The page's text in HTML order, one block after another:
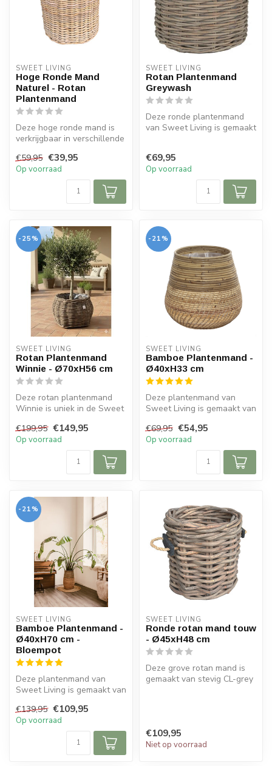
SWEET LIVING
Hoge Ronde Mand
Naturel - Rotan
Plantenmand
Deze hoge ronde mand is
verkrijgbaar in verschillende
is...
€59,95 €39,95
Op voorraad
SWEET LIVING
Rotan Plantenmand
Greywash
Deze ronde plantenmand
van Sweet Living is gemaakt
€69,95
Op voorraad
-25%
SWEET LIVING
Rotan Plantenmand
Winnie - Ø70xH56 cm
Deze rotan plantenmand
Winnie is uniek in de Sweet
plantenm...
€199,95 €149,95
Op voorraad
-21%
SWEET LIVING
Bamboe Plantenmand -
Ø40xH33 cm
Deze plantenmand van
Sweet Living is gemaakt van
binnenvoering...
€69,95 €54,95
Op voorraad
-21%
SWEET LIVING
Bamboe Plantenmand -
Ø40xH70 cm -
Bloempot
Deze plantenmand van
Sweet Living is gemaakt van
naturel kle...
€139,95 €109,95
Op voorraad
SWEET LIVING
Ronde rotan mand touw
- Ø45xH48 cm
Deze grove rotan mand is
gemaakt van stevig CL-grey
€109,95
Niet op voorraad